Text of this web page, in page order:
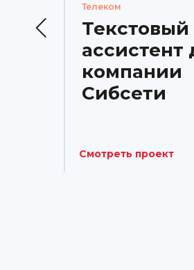
Телеком
Текстовый
ассистент
компании
Сибсети
Смотреть проект